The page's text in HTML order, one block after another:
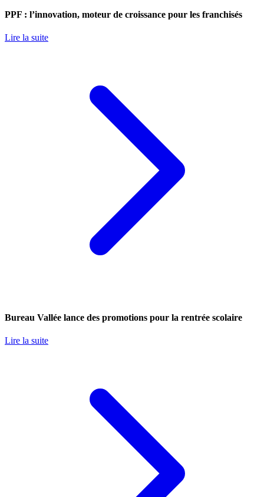
PPF : l’innovation, moteur de croissance pour les franchisés
Lire la suite
Bureau Vallée lance des promotions pour la rentrée scolaire
Lire la suite